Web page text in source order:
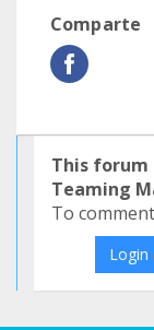
Comparte
This forum
Teaming
To
Login